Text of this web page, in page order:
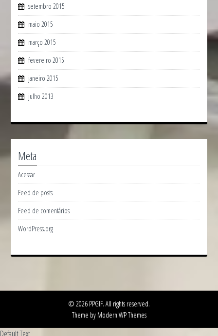
setembro 2015
maio 2015
março 2015
fevereiro 2015
janeiro 2015
julho 2013
Meta
Acessar
Feed de posts
Feed de comentários
WordPress.org
© 2026 PPGIF. All rights reserved.
Theme by Modern WP Themes
Default Text